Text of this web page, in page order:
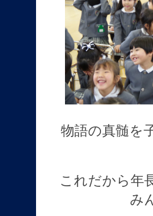
物語の真髄を
これだから年
み